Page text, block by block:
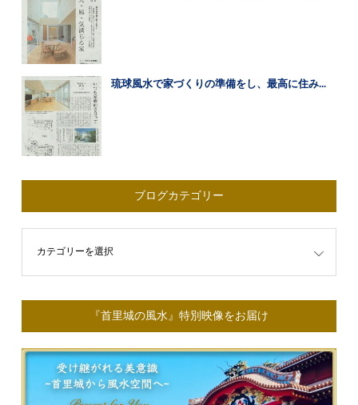
琉球風水で家づくりの準備をし、最高に住み...
ブログカテゴリー
リー
『首里城の風水』特別映像をお届け